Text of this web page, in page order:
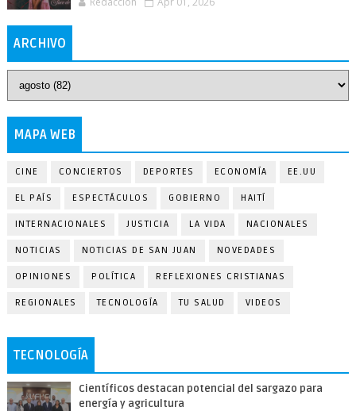
ARCHIVO
MAPA WEB
CINE CONCIERTOS DEPORTES ECONOMÍA EE.UU
EL PAÍS ESPECTÁCULOS GOBIERNO HAITÍ
INTERNACIONALES JUSTICIA LA VIDA NACIONALES
NOTICIAS NOTICIAS DE SAN JUAN NOVEDADES
OPINIONES POLÍTICA REFLEXIONES CRISTIANAS
REGIONALES TECNOLOGÍA TU SALUD VIDEOS
TECNOLOGÍA
Científicos destacan potencial del sargazo para
energía y agricultura